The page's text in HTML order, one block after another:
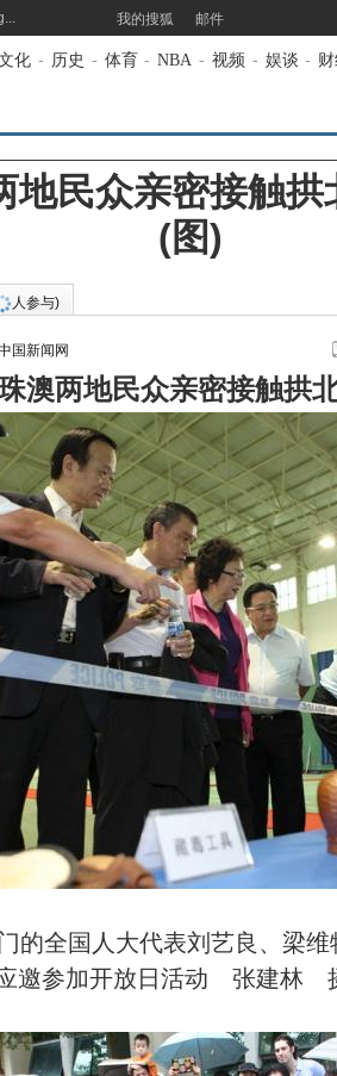
我的搜狐 邮件
化 - 历史 - 体育 - NBA - 视频 - 娱谈 -
地民众亲密接触拱
(图)
人参与)
国新闻网
澳两地民众亲密接触拱
全国人大代表刘艺良、梁维
邀参加开放日活动 张建林